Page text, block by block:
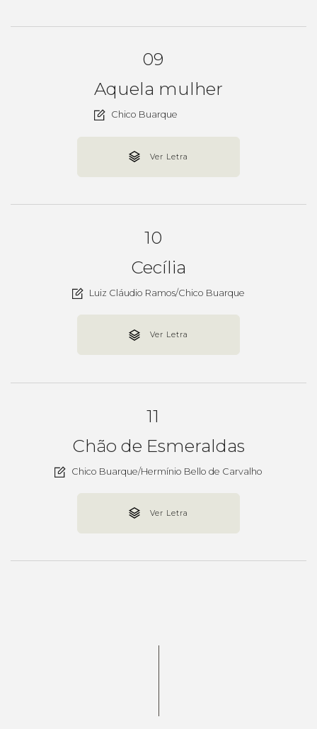
09
Aquela mulher
Chico Buarque
Ver Letra
10
Cecília
Luiz Cláudio Ramos/Chico Buarque
Ver Letra
11
Chão de Esmeraldas
Chico Buarque/Hermínio Bello de Carvalho
Ver Letra